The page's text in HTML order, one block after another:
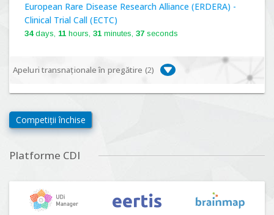
European Rare Disease Research Alliance (ERDERA) -
Clinical Trial Call (ECTC)
34days, 11 hours, 31 minutes, 36 seconds
Apeluri transnaționale în pregătire (2)
biodiversitate, consecințe socio-ecologice și traiectorii
viitoare", Competiția 2026
n°5 (DUT-2026)
Lansare:01 Septembrie 2026
Competiții închise
Platforme CDI